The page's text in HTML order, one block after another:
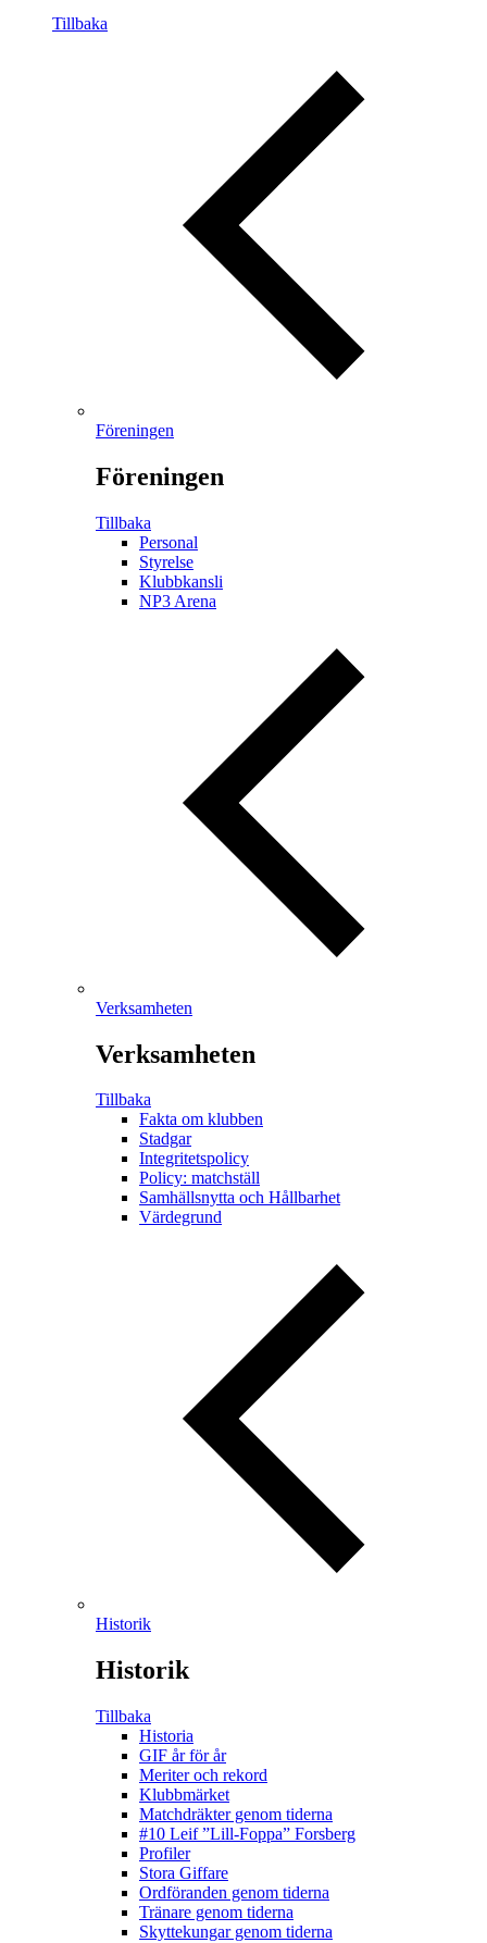
Tillbaka
Föreningen
Föreningen
Tillbaka
Personal
Styrelse
Klubbkansli
NP3 Arena
Verksamheten
Verksamheten
Tillbaka
Fakta om klubben
Stadgar
Integritetspolicy
Policy: matchställ
Samhällsnytta och Hållbarhet
Värdegrund
Historik
Historik
Tillbaka
Historia
GIF år för år
Meriter och rekord
Klubbmärket
Matchdräkter genom tiderna
#10 Leif ”Lill-Foppa” Forsberg
Profiler
Stora Giffare
Ordföranden genom tiderna
Tränare genom tiderna
Skyttekungar genom tiderna